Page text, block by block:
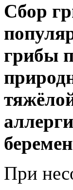
Сбор
грибы
При